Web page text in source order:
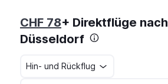
CHF 78+ Direktflüge nach
Düsseldorf
Hin- und Rückflug